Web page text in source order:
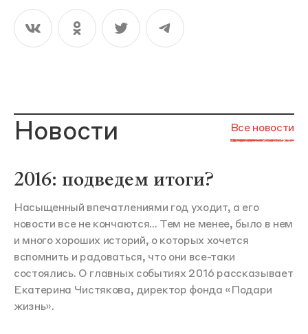
Новости Все новости
2016: подведем итоги?
Насыщенный впечатлениями год уходит, а его
новости все не кончаются... Тем не менее, было в нем
и много хороших историй, о которых хочется
вспомнить и радоваться, что они все-таки
состоялись. О главных событиях 2016 рассказывает
Екатерина Чистякова, директор фонда «Подари
жизнь».